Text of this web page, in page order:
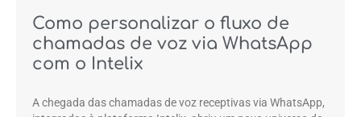
Como personalizar o fluxo de
chamadas de voz via WhatsApp
com o Intelix
A chegada das chamadas de voz receptivas via WhatsApp,